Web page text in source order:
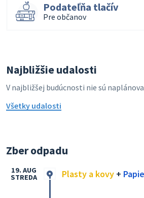
Podateľňa tlačív
Pre občanov
Najbližšie udalosti
V najbližšej budúcnosti nie sú
Všetky udalosti
Zber odpadu
Plasty a kovy +
19. AUG
STREDA